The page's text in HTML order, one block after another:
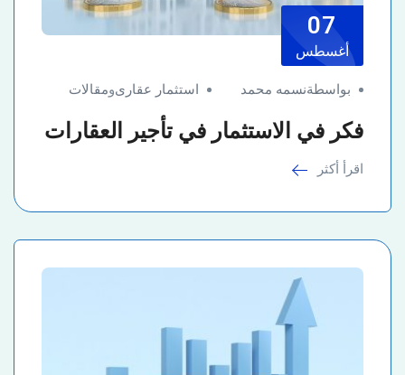
07
أغسطس
بواسطةنسمه محمد استثمار عقارىومقالات
فكر في الاستثمار في تأجير العقارات
اقرأ أكثر